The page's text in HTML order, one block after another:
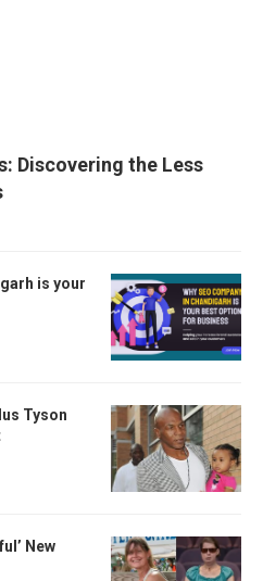
Discovering the Less
is your
Tyson
New